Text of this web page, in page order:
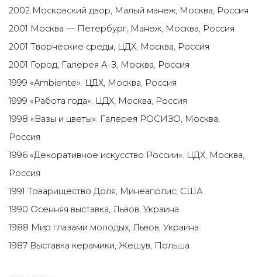
2002 Московский двор, Малый манеж, Москва, Россия
2001 Москва — Петербург, Манеж, Москва, Россия
2001 Творческие среды, ЦДХ, Москва, Россия
2001 Город, Галерея А-З, Москва, Россия
1999 «Ambiente». ЦДХ, Москва, Россия
1999 «Работа года». ЦДХ, Москва, Россия
1998 «Вазы и цветы». Галерея РОСИЗО, Москва,
Россия
1996 «Декоративное искусство России». ЦДХ, Москва,
Россия
1991 Товарищество Доля, Минеаполис, США
1990 Осенняя выставка, Львов, Украина
1988 Мир глазами молодых, Львов, Украина
1987 Выставка керамики, Жешув, Польша